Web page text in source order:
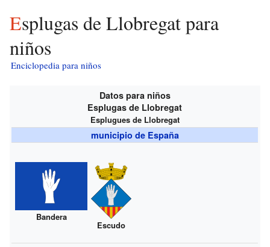
Esplugas de Llobregat para
niños
Enciclopedia para niños
Datos para niños
Esplugas de Llobregat
Esplugues de Llobregat
municipio de España
Bandera
Escudo